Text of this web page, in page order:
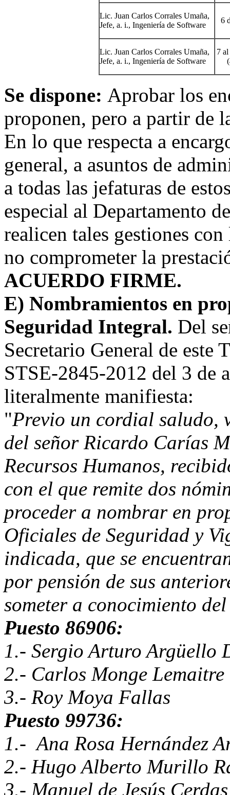
Lic. Juan Carlos Corrales Umaña,
Jefe, a. i., Ingeniería de Software
6
Lic. Juan Carlos Corrales Umaña,
Jefe, a. i., Ingeniería de Software
7
Se dispone: Aprobar los
proponen, pero a partir de
En lo que respecta a
general, a asuntos de
a todas las jefaturas de
especial al Departamento
realicen tales gestiones
no comprometer la
ACUERDO FIRME.
E) Nombramientos en
Seguridad Integral. Del
Secretario General de este
STSE-2845-2012 del 3 de
literalmente manifiesta:
"Previo un cordial saludo,
del señor Ricardo Carías
Recursos Humanos,
con el que remite dos
proceder a nombrar en
Oficiales de Seguridad y
indicada, que se
por pensión de sus
someter a conocimiento
Puesto 86906:
1.- Sergio Arturo Argüello
2.- Carlos Monge Lemaitre
3.- Roy Moya Fallas
Puesto 99736:
1.- Ana Rosa Hernández
2.- Hugo Alberto Murillo
3.- Manuel de Jesús